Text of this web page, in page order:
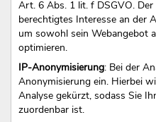
Art. 6 Abs. 1 lit. f DSGVO.
berechtigtes Interesse an der
um sowohl sein Webangebot
optimieren.
IP-Anonymisierung: Bei der
Anonymisierung ein. Hierbei
Analyse gekürzt, sodass Sie
zuordenbar ist.